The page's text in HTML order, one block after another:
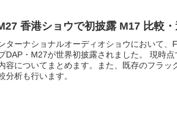
香港ショウで初披露 M17 比較・
ターナショナルオーディオショウにおいて、
DAP・M27が世界初披露されました。 現時点
容についてまとめます。また、既存のフラッ
分析も行います。